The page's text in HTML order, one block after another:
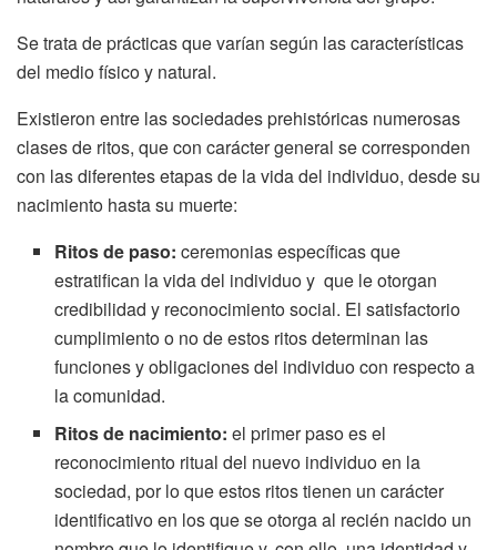
Se trata de prácticas que varían según las características
del medio físico y natural.
Existieron entre las sociedades prehistóricas numerosas
clases de ritos, que con carácter general se corresponden
con las diferentes etapas de la vida del individuo, desde su
nacimiento hasta su muerte:
Ritos de paso: ceremonias específicas que
estratifican la vida del individuo y que le otorgan
credibilidad y reconocimiento social. El satisfactorio
cumplimiento o no de estos ritos determinan las
funciones y obligaciones del individuo con respecto a
la comunidad.
Ritos de nacimiento: el primer paso es el
reconocimiento ritual del nuevo individuo en la
sociedad, por lo que estos ritos tienen un carácter
identificativo en los que se otorga al recién nacido un